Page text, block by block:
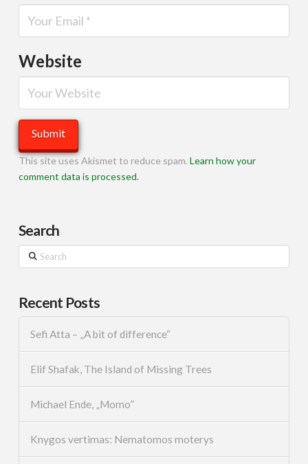
Website
This site uses Akismet to reduce spam. Learn how your
comment data is processed.
Search
Search
Recent Posts
Sefi Atta – „A bit of difference“
Elif Shafak, The Island of Missing Trees
Michael Ende, „Momo”
Knygos vertimas: Nematomos moterys